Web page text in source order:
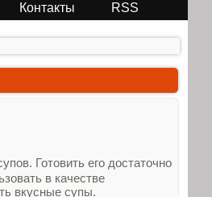
Контакты RSS
Готовить его достаточно
в качестве
вкусные супы.